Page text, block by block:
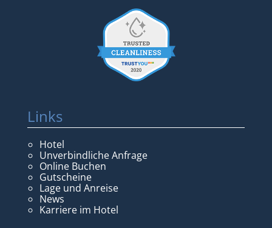
Links
Hotel
Unverbindliche Anfrage
Online Buchen
Gutscheine
Lage und Anreise
News
Karriere im Hotel